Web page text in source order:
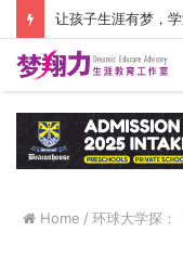
Home / 环球大学探：